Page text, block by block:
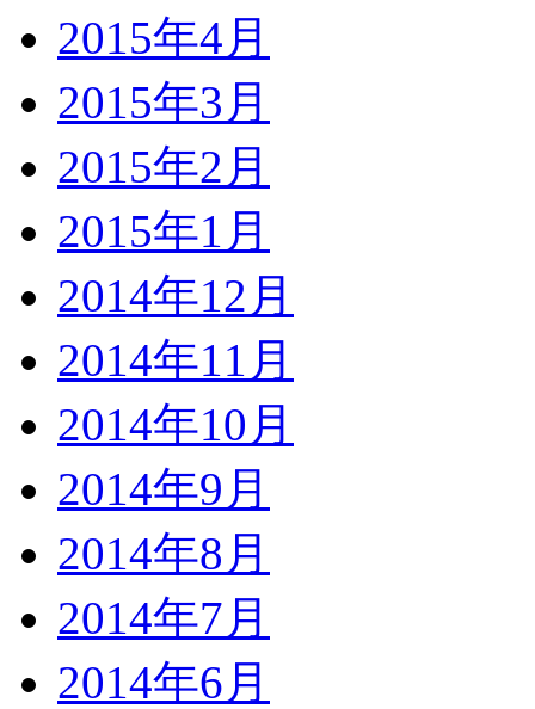
2015年4月
2015年3月
2015年2月
2015年1月
2014年12月
2014年11月
2014年10月
2014年9月
2014年8月
2014年7月
2014年6月